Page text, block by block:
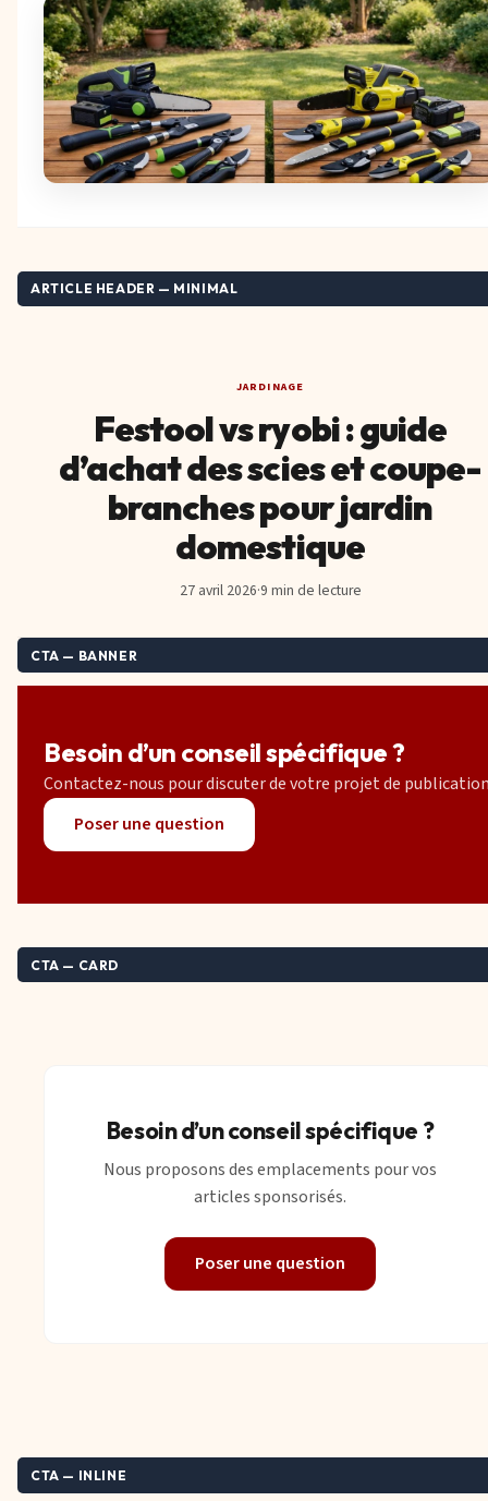
ARTICLE HEADER — MINIMAL
JARDINAGE
Festool vs ryobi : guide
d’achat des scies et coupe-
branches pour jardin
domestique
27 avril 2026·9 min de lecture
CTA — BANNER
Besoin d’un conseil spécifique ?
Contactez-nous pour discuter de votre projet de
Poser une question
CTA — CARD
Besoin d’un conseil spécifique ?
Nous proposons des emplacements pour vos
articles sponsorisés.
Poser une question
CTA — INLINE